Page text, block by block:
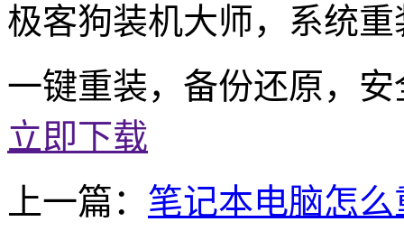
极客狗装机大师，系统
一键重装，备份还原，
立即下载
上一篇： 笔记本电脑怎